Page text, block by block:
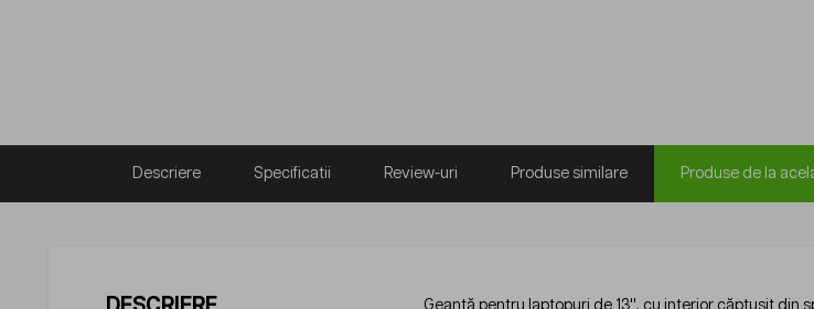
Descriere Specificatii Review-uri Produse similare Produse de la